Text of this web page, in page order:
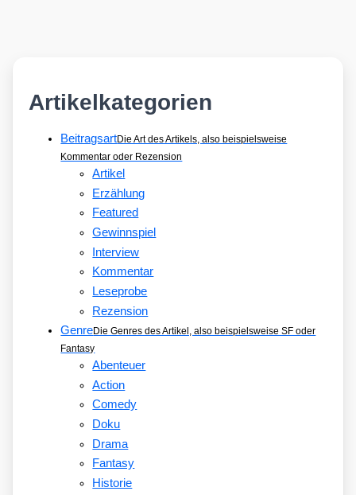
Artikelkategorien
BeitragsartDie Art des Artikels, also beispielsweise
Kommentar oder Rezension
Artikel
Erzählung
Featured
Gewinnspiel
Interview
Kommentar
Leseprobe
Rezension
GenreDie Genres des Artikel, also beispielsweise SF oder
Fantasy
Abenteuer
Action
Comedy
Doku
Drama
Fantasy
Historie